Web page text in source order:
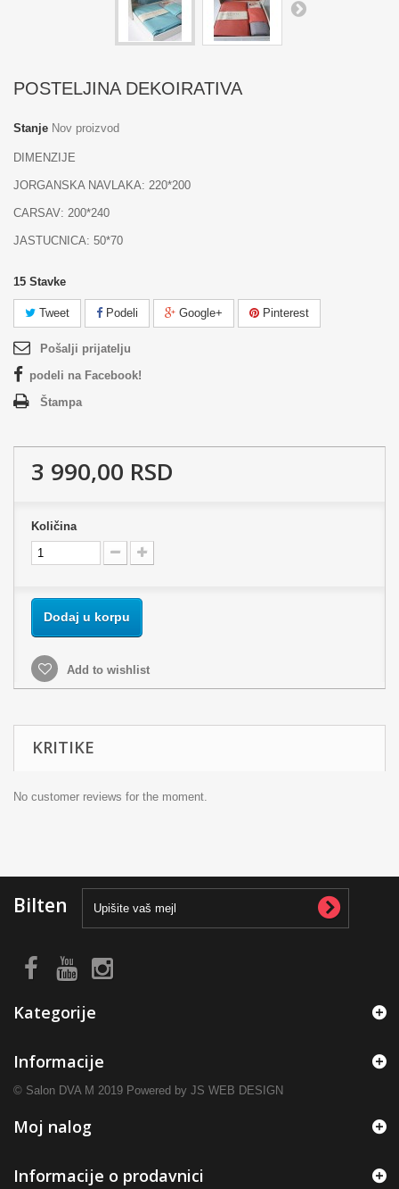
POSTELJINA DEKOIRATIVA
Stanje Nov proizvod
DIMENZIJE
JORGANSKA NAVLAKA: 220*200
CARSAV: 200*240
JASTUCNICA: 50*70
15 Stavke
Tweet Podeli Google+ Pinterest
Pošalji prijatelju
podeli na Facebook!
Štampa
3 990,00 RSD
Količina
Dodaj u korpu
Add to wishlist
KRITIKE
No customer reviews for the moment.
Bilten
Kategorije
Informacije
© Salon DVA M 2019 Powered by JS WEB DESIGN
Moj nalog
Informacije o prodavnici